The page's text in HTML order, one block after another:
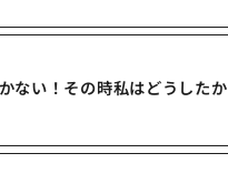
ない！その時私はどうしたか